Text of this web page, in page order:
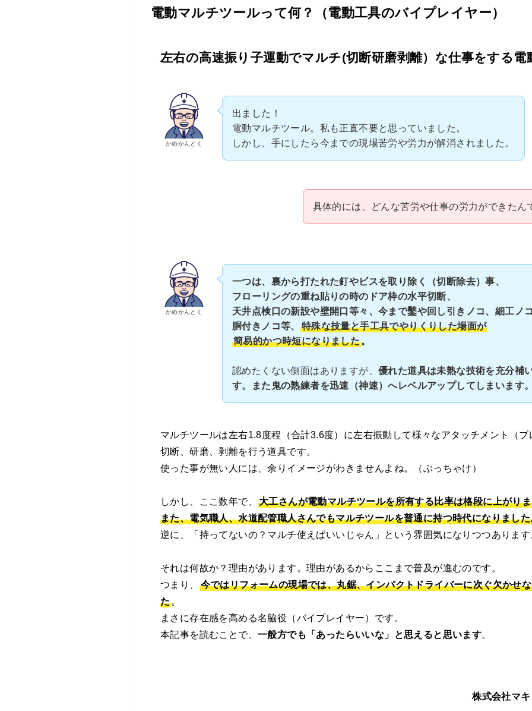
電動マルチツールって何？（電動工具のバイプレイヤー）
左右の高速振り子運動でマルチ(切断研磨剥離）な仕事をする電
かめかんとく
出ました！
電動マルチツール。私も正直不要と思っていました。
しかし、手にしたら今までの現場苦労や労力が解消されました。
具体的には、どんな苦労や仕事の労力ができたん
かめかんとく
一つは、裏から打たれた釘やビスを取り除く（切断除去）事、
フローリングの重ね貼りの時のドア枠の水平切断、
天井点検口の新設や壁開口等々、今まで鑿や回し引きノコ、細工ノ
胴付きノコ等、
特殊な技量と手工具でやりくりした場面が
簡易的かつ時短になりました。
認めたくない側面はありますが、 優れた道具は未熟な技術を充分補
す。また鬼の熟練者を迅速（神速）へレベルアップしてしまいます
マルチツールは左右1.8度程（合計3.6度）に左右振動して様々なアタッチメント（
切断、研磨、剥離を行う道具です。
使った事が無い人には、余りイメージがわきませんよね。（ぶっちゃけ）
しかし、ここ数年で、
大工さんが電動マルチツールを所有する比率は格段に上がり
また、電気職人、水道配管職人さんでもマルチツールを普通に持つ時代になりまし
逆に、「持ってないの？マルチ使えばいいじゃん」という雰囲気になりつつありま
それは何故か？理由があります。理由があるからここまで普及が進むのです。
つまり、
今ではリフォームの現場では、丸鋸、インパクトドライバーに次ぐ欠かせ
た 。
まさに存在感を高める名脇役（バイプレイヤー）です。
本記事を読むことで、 一般方でも「あったらいいな」と思えると思います。
株式会社マ